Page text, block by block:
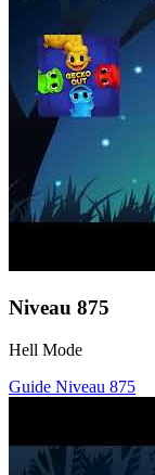
Niveau 875
Hell Mode
Guide Niveau 875